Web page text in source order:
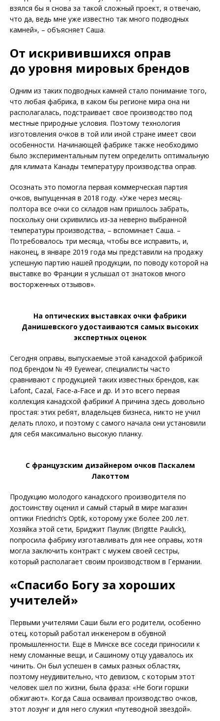
взялся бы я снова за такой сложный проект, я отвечаю,
что да, ведь мне уже известно так много подводных
камней», – объясняет Саша.
От искривившихся оправ
до уровня мировых брендов
Одним из таких подводных камней стало понимание того,
что любая фабрика, в каком бы регионе мира она ни
располагалась, подстраивает свое производство под
местные природные условия. Поэтому технология
изготовления очков в той или иной стране имеет свои
особенности. Начинающей фабрике также необходимо
было экспериментальным путем определить оптимальную
для климата Канады температуру производства оправ.
Осознать это помогла первая коммерческая партия
очков, выпущенная в 2018 году. «Уже через месяц-
полтора все очки со складов нам пришлось забрать,
поскольку они скривились из-за неверно выбранной
температуры производства, – вспоминает Саша. –
Потребовалось три месяца, чтобы все исправить, и,
наконец, в январе 2019 года мы представили на продажу
успешную партию нашей продукции, по поводу которой на
выставке во Франции я услышал от знатоков много
восторженных отзывов».
На оптических выставках очки фабрики
Данишевского удостаиваются самых высоких
экспертных оценок
Сегодня оправы, выпускаемые этой канадской фабрикой
под брендом № 49 Eyewear, специалисты часто
сравнивают с продукцией таких известных брендов, как
Lafont, Cazal, Face-a-Face и др. И это всего первая
коллекция канадской фабрики! А причина здесь довольно
простая: этих ребят, владельцев бизнеса, никто не учил
делать плохо, и поэтому с самого начала они установили
для себя максимально высокую планку.
С французским дизайнером очков Паскалем
Лакоттом
Продукцию молодого канадского производителя по
достоинству оценил и самый старый в мире магазин
оптики Friedrich’s Optik, которому уже более 200 лет.
Хозяйка этой сети, Бриджит Паулик (Brigitte Paulick),
попросила фабрику изготавливать для нее оправы, хотя
могла заключить контракт с мужем своей сестры,
который располагает своим производством в Германии.
«Спасибо Богу за хороших
учителей»
Первыми учителями Саши были его родители, особенно
отец, который работал инженером в обувной
промышленности. Еще в Минске все соседи приносили к
нему сломанные вещи, и Сашиному отцу удавалось их
чинить. Он был успешен в самых разных областях,
поэтому неудивительно, что девизом, с которым этот
человек шел по жизни, была фраза: «Не боги горшки
обжигают». Когда Саша осваивал производство очков,
этот лозунг и для него служил «путеводной звездой».